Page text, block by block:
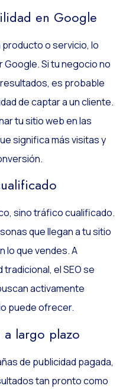
en Google
o servicio, lo
Google. Si tu negocio no
es probable
de captar a un cliente.
tu sitio web en las
significa más visitas y
sino tráfico cualificado.
que llegan a tu sitio
lo que vendes. A
el SEO se
activamente
puede ofrecer.
a largo plazo
de publicidad pagada,
tan pronto como